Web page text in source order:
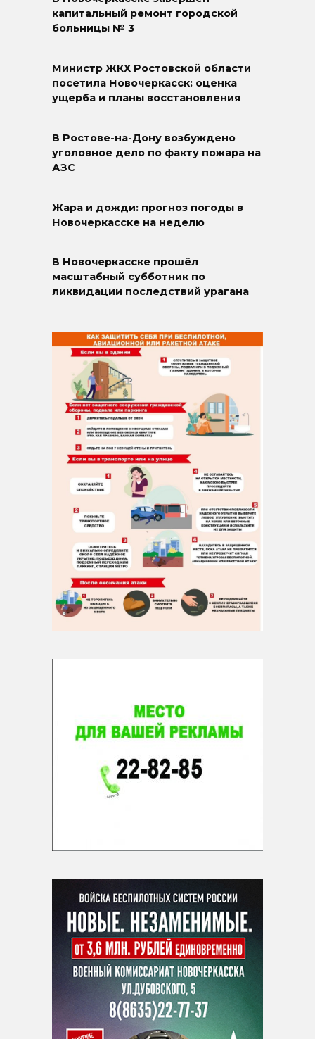
капитальный ремонт городской
больницы № 3
Министр ЖКХ Ростовской области
посетила Новочеркасск: оценка
ущерба и планы восстановления
В Ростове-на-Дону возбуждено
уголовное дело по факту пожара на
АЗС
Жара и дожди: прогноз погоды в
Новочеркасске на неделю
В Новочеркасске прошёл
масштабный субботник по
ликвидации последствий урагана